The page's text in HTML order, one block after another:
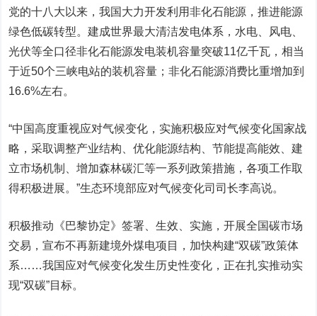
党的十八大以来，我国大力开发利用非化石能源，推进能源
绿色低碳转型。建成世界最大清洁发电体系，水电、风电、
光伏等全口径非化石能源发电装机容量突破11亿千瓦，相当
于近50个三峡电站的装机容量；非化石能源消费比重增加到
16.6%左右。
“中国高度重视应对气候变化，实施积极应对气候变化国家战
略，采取调整产业结构、优化能源结构、节能提高能效、建
立市场机制、增加森林碳汇等一系列政策措施，各项工作取
得积极进展。”生态环境部应对气候变化司司长李高说。
积极推动《巴黎协定》签署、生效、实施，开展全国碳市场
交易，宣布不再新建境外煤电项目，加快构建“双碳”政策体
系……我国应对气候变化发生历史性变化，正在扎实推动实
现“双碳”目标。